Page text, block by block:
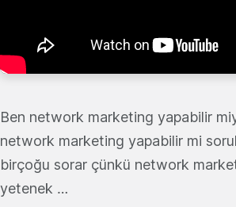
Ben network marketing yapabilir
network marketing yapabilir mi
birçoğu sorar çünkü network
yetenek …